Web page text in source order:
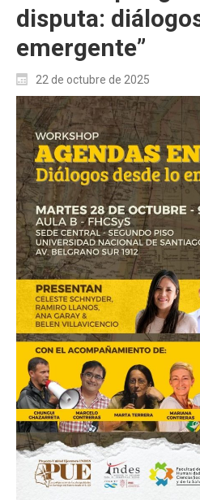
disputa:
emergente”
22 de octubre de 2025